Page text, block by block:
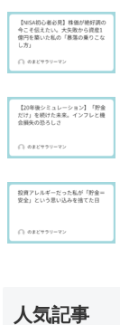
人気記事